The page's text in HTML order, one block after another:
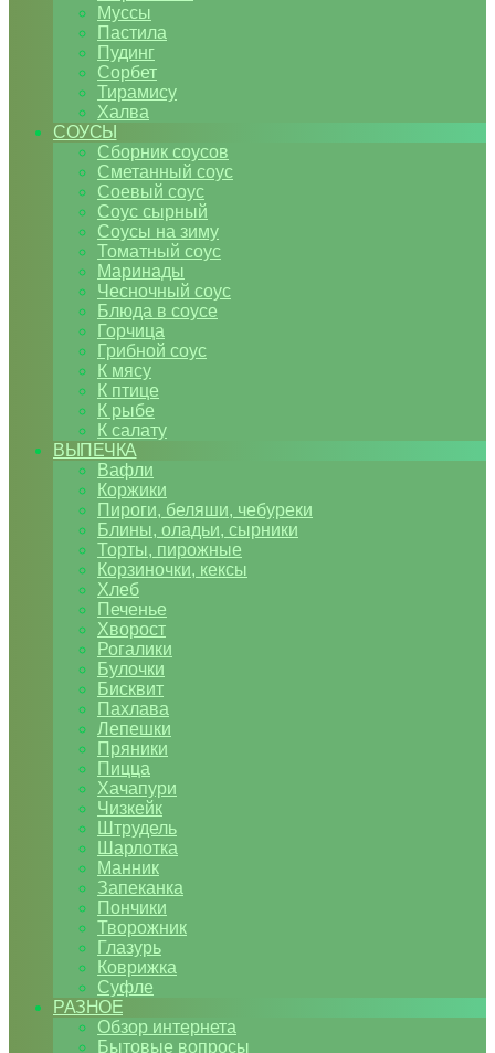
Муссы
Пастила
Пудинг
Сорбет
Тирамису
Халва
СОУСЫ
Сборник соусов
Сметанный соус
Соевый соус
Соус сырный
Соусы на зиму
Томатный соус
Маринады
Чесночный соус
Блюда в соусе
Горчица
Грибной соус
К мясу
К птице
К рыбе
К салату
ВЫПЕЧКА
Вафли
Коржики
Пироги, беляши, чебуреки
Блины, оладьи, сырники
Торты, пирожные
Корзиночки, кексы
Хлеб
Печенье
Хворост
Рогалики
Булочки
Бисквит
Пахлава
Лепешки
Пряники
Пицца
Хачапури
Чизкейк
Штрудель
Шарлотка
Манник
Запеканка
Пончики
Творожник
Глазурь
Коврижка
Суфле
РАЗНОЕ
Обзор интернета
Бытовые вопросы